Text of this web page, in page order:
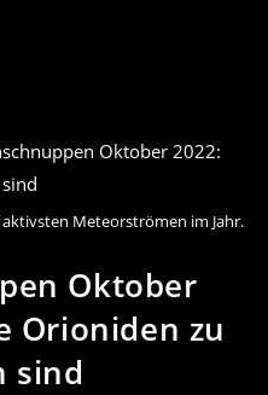
Meteorströmen im Jahr.
Oktober
Orioniden zu
sind